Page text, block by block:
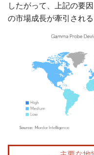
したがって、上記の要
の市場成長が牽引される
画像 © Mordor Intelligence。再